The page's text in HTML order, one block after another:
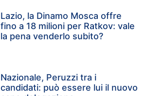
Lazio, la Dinamo Mosca offre
fino a 18 milioni per Ratkov: vale
la pena venderlo subito?
Nazionale, Peruzzi tra i
candidati: può essere lui il nuovo